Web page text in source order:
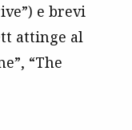
e brevi
attinge al
“The